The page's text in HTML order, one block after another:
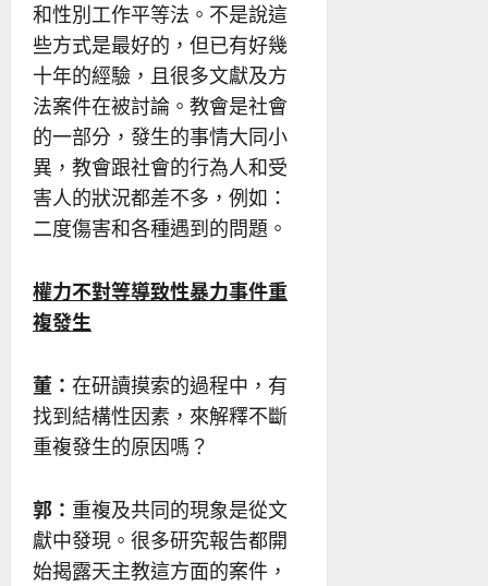
和性別工作平等法。不是說這
些方式是最好的，但已有好幾
十年的經驗，且很多文獻及方
法案件在被討論。教會是社會
的一部分，發生的事情大同小
異，教會跟社會的行為人和受
害人的狀況都差不多，例如：
二度傷害和各種遇到的問題。
權力不對等導致性暴力事件重
複發生
董： 在研讀摸索的過程中，有
找到結構性因素，來解釋不斷
重複發生的原因嗎？
郭： 重複及共同的現象是從文
獻中發現。很多研究報告都開
始揭露天主教這方面的案件，